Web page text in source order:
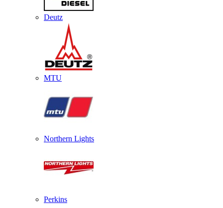
Deutz
MTU
Northern Lights
Perkins